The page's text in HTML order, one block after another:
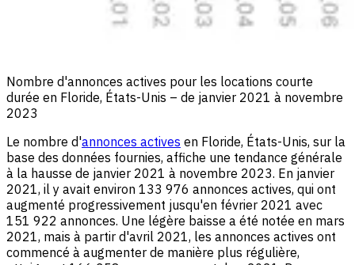
Nombre d'annonces actives pour les locations courte
durée en Floride, États-Unis – de janvier 2021 à novembre
2023
Le nombre d'annonces actives en Floride, États-Unis, sur la
base des données fournies, affiche une tendance générale
à la hausse de janvier 2021 à novembre 2023. En janvier
2021, il y avait environ 133 976 annonces actives, qui ont
augmenté progressivement jusqu'en février 2021 avec
151 922 annonces. Une légère baisse a été notée en mars
2021, mais à partir d'avril 2021, les annonces actives ont
commencé à augmenter de manière plus régulière,